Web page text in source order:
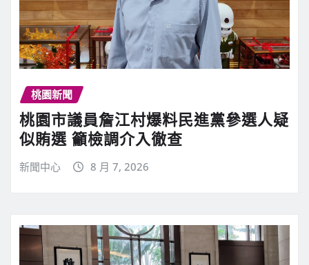
桃園新聞
桃園市議員詹江村爆料民進黨參選人疑
似賄選 籲檢調介入徹查
新聞中心 8 月 7, 2026